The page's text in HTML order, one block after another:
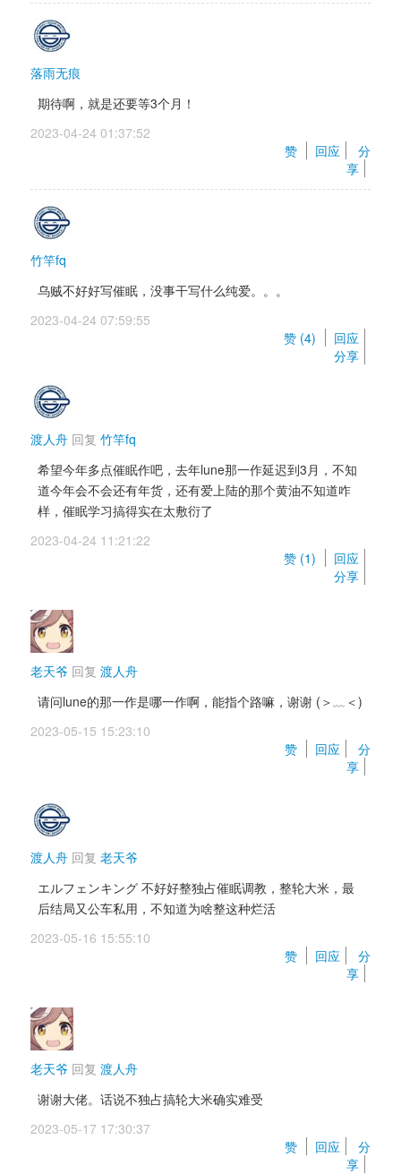
落雨无痕
期待啊，就是还要等3个月！
2023-04-24 01:37:52
赞
回应
分
享
竹竿fq
乌贼不好好写催眠，没事干写什么纯爱。。。
2023-04-24 07:59:55
赞 (4)
回应
分享
渡人舟 回复 竹竿fq
希望今年多点催眠作吧，去年lune那一作延迟到3月，不知
道今年会不会还有年货，还有爱上陆的那个黄油不知道咋
样，催眠学习搞得实在太敷衍了
2023-04-24 11:21:22
赞 (1)
回应
分享
老天爷 回复 渡人舟
请问lune的那一作是哪一作啊，能指个路嘛，谢谢 (＞﹏＜)
2023-05-15 15:23:10
赞
回应
分
享
渡人舟 回复 老天爷
エルフェンキング 不好好整独占催眠调教，整轮大米，最
后结局又公车私用，不知道为啥整这种烂活
2023-05-16 15:55:10
赞
回应
分
享
老天爷 回复 渡人舟
谢谢大佬。话说不独占搞轮大米确实难受
2023-05-17 17:30:37
赞
回应
分
享